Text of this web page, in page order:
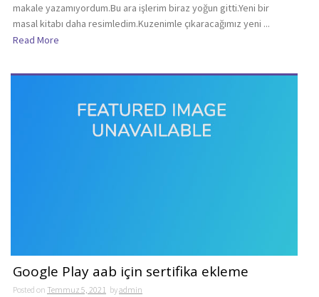
makale yazamıyordum.Bu ara işlerim biraz yoğun gitti.Yeni bir
masal kitabı daha resimledim.Kuzenimle çıkaracağımız yeni ...
Read More
Google Play aab için sertifika ekleme
Posted on Temmuz 5, 2021 byadmin